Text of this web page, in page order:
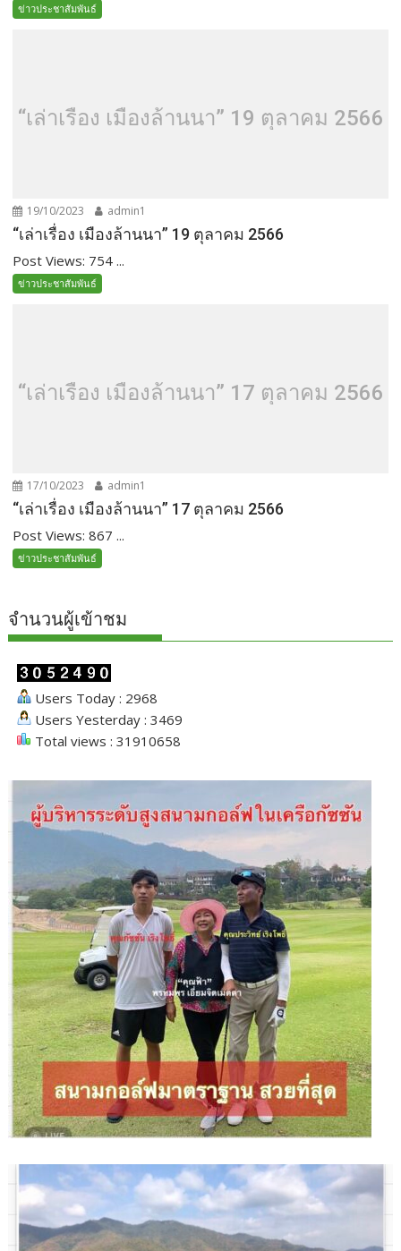
ข่าวประชาสัมพันธ์
“เล่าเรื่อง เมืองล้านนา” 19 ตุลาคม 2566
19/10/2023 admin1
“เล่าเรื่อง เมืองล้านนา” 19 ตุลาคม 2566
Post Views: 754 ...
ข่าวประชาสัมพันธ์
“เล่าเรื่อง เมืองล้านนา” 17 ตุลาคม 2566
17/10/2023 admin1
“เล่าเรื่อง เมืองล้านนา” 17 ตุลาคม 2566
Post Views: 867 ...
ข่าวประชาสัมพันธ์
จำนวนผู้เข้าชม
Users Today : 2968
Users Yesterday : 3469
Total views : 31910658